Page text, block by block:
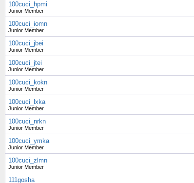
100cuci_hpmi
Junior Member
100cuci_iomn
Junior Member
100cuci_jbei
Junior Member
100cuci_jtei
Junior Member
100cuci_kokn
Junior Member
100cuci_lxka
Junior Member
100cuci_nrkn
Junior Member
100cuci_ymka
Junior Member
100cuci_zlmn
Junior Member
111gosha